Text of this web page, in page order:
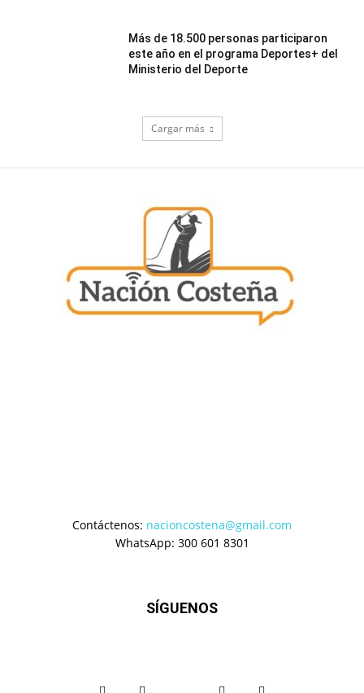
Más de 18.500 personas participaron
este año en el programa Deportes+ del
Ministerio del Deporte
Cargar más
Contáctenos: nacioncostena@gmail.com
WhatsApp: 300 601 8301
SÍGUENOS